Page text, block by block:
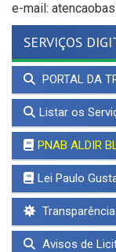
e-mail:
SERVIÇOS
PORTAL DA
Listar os
PNAB ALDIR
Lei Paulo
Avisos de